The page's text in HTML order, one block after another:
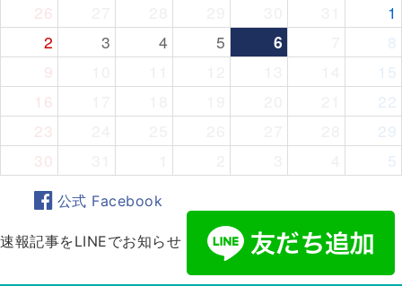
26
1
2
3 4 5 6
8
9
15
16
22
23
29
30
5
公式 Facebook
速報記事をLINEでお知らせ